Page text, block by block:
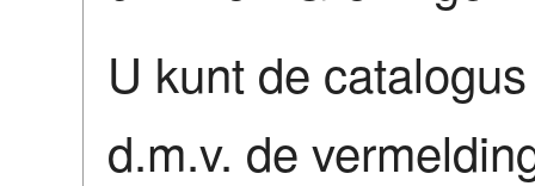
U kunt de
d.m.v. de